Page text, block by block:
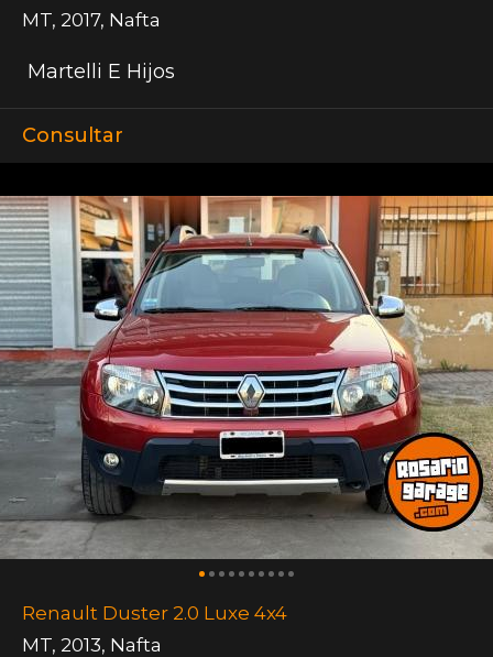
MT, 2017, Nafta
Martelli E Hijos
Consultar
Renault Duster 2.0 Luxe 4x4
MT, 2013, Nafta